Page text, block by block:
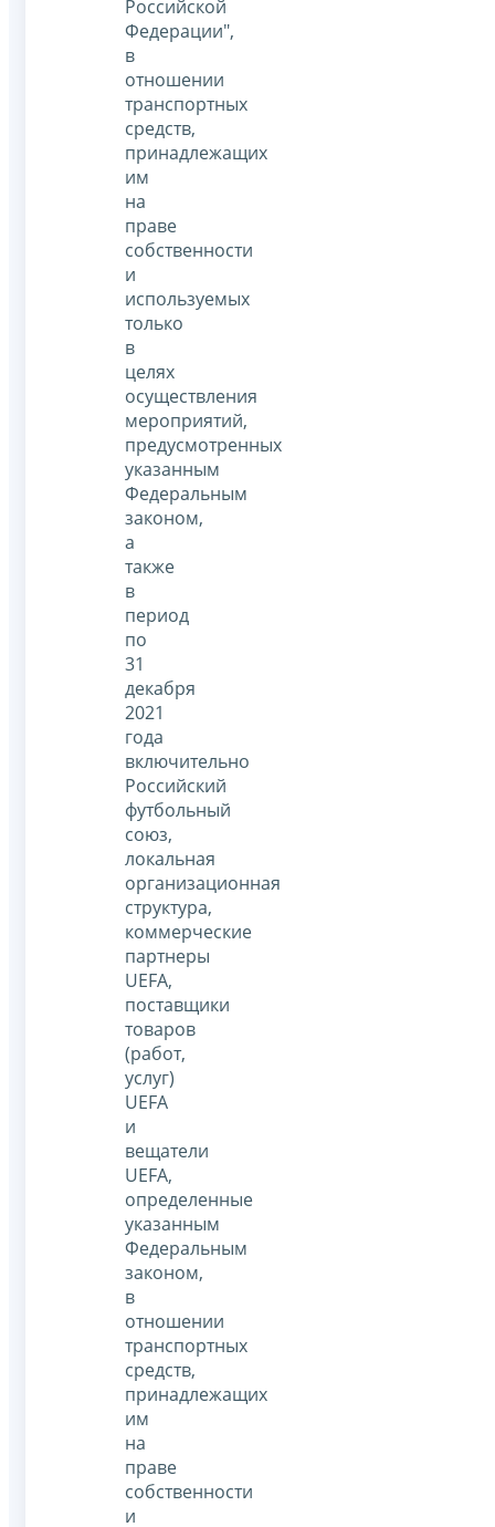
Российской
Федерации",
в
отношении
транспортных
средств,
принадлежащих
им
на
праве
собственности
и
используемых
только
в
целях
осуществления
мероприятий,
предусмотренных
указанным
Федеральным
законом,
а
также
в
период
по
31
декабря
2021
года
включительно
Российский
футбольный
союз,
локальная
организационная
структура,
коммерческие
партнеры
UEFA,
поставщики
товаров
(работ,
услуг)
UEFA
и
вещатели
UEFA,
определенные
указанным
Федеральным
законом,
в
отношении
транспортных
средств,
принадлежащих
им
на
праве
собственности
и